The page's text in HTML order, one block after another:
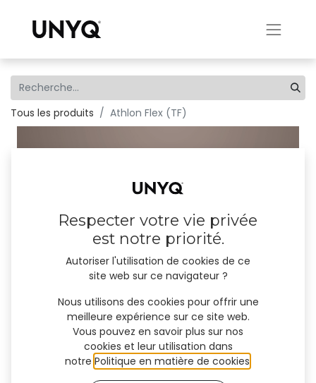
Tous les produits Athlon Flex (TF)
Respecter votre vie privée
est notre priorité.
Autoriser l'utilisation de cookies de ce
site web sur ce navigateur ?
Nous utilisons des cookies pour offrir une
meilleure expérience sur ce site web.
Vous pouvez en savoir plus sur nos
cookies et leur utilisation dans
notre Politique en matière de cookies